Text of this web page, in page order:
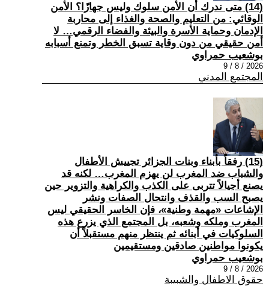
(14) متى ندرك أن الأمن سلوك وليس جهازًا؟ الأمن
الوقائي: من التعليم والصحة والغذاء إلى محاربة
الإدمان وحماية الأسرة والبيئة والفضاء الرقمي… لا
أمن حقيقي من دون وقاية تسبق الخطر وتمنع أسبابه
بوشعيب حمراوي
2026 / 8 / 9
المجتمع المدني
(15) رفقاً بأبناء وبنات الجزائر تجييش الأطفال
والشباب ضد المغرب لن يهزم المغرب… لكنه قد
يصنع أجيالاً تتربى على الكذب والكراهية والتزوير حين
يصبح السب والقذف وانتحال الصفات ونشر
الإشاعات «مهمة وطنية»، فإن الخاسر الحقيقي ليس
المغرب وملكه وشعبه، بل المجتمع الذي يزرع هذه
السلوكيات في أبنائه ثم ينتظر منهم مستقبلاً أن
يكونوا مواطنين صادقين ومستقيمين
بوشعيب حمراوي
2026 / 8 / 9
حقوق الاطفال والشبيبة